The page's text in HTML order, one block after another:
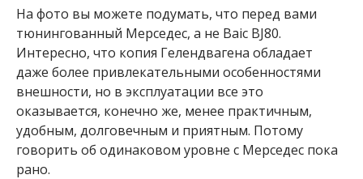
На фото вы можете подумать, что перед вами
тюнингованный Мерседес, а не Baic BJ80.
Интересно, что копия Гелендвагена обладает
даже более привлекательными особенностями
внешности, но в эксплуатации все это
оказывается, конечно же, менее практичным,
удобным, долговечным и приятным. Потому
говорить об одинаковом уровне с Мерседес пока
рано.